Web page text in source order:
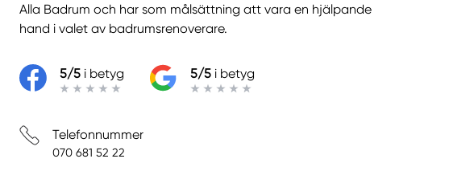
Alla Badrum och har som målsättning att vara en hjälpande
hand i valet av badrumsrenoverare.
5/5 i betyg 5/5 i betyg
Telefonnummer
070 681 52 22